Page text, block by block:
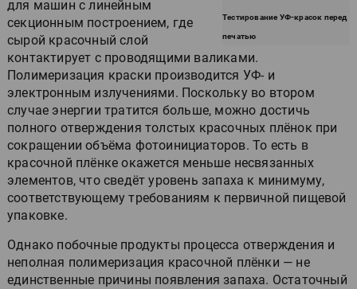
Тестирование УФ-красок перед
печатью
для машин с линейным
секционным построением, где
сырой красочный слой
контактирует с проводящими валиками.
Полимеризация краски производится УФ- и
электронным излучениями. Поскольку во втором
случае энергии тратится больше, можно достичь
полного отверждения толстых красочных плёнок при
сокращении объёма фотоинициаторов. То есть в
красочной плёнке окажется меньше несвязанных
элементов, что сведёт уровень запаха к минимуму,
соответствующему требованиям к первичной пищевой
упаковке.
Однако побочные продукты процесса отверждения и
неполная полимеризация красочной плёнки — не
единственные причины появления запаха. Остаточный